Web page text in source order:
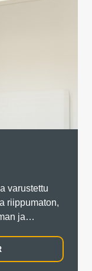
varustettu
riippumaton,
ja